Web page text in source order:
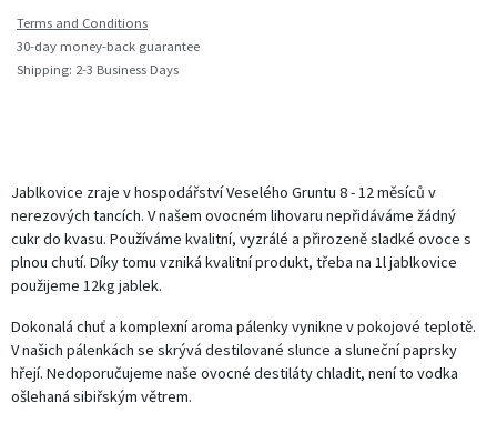
Terms and Conditions
30-day money-back guarantee
Shipping: 2-3 Business Days
Jablkovice zraje v hospodářství Veselého Gruntu 8 - 12 měsíců v
nerezových tancích. V našem ovocném lihovaru nepřidáváme žádný
cukr do kvasu. Používáme kvalitní, vyzrálé a přirozeně sladké ovoce s
plnou chutí. Díky tomu vzniká kvalitní produkt, třeba na 1l jablkovice
použijeme 12kg jablek.
Dokonalá chuť a komplexní aroma pálenky vynikne v pokojové teplotě.
V našich pálenkách se skrývá destilované slunce a sluneční paprsky
hřejí. Nedoporučujeme naše ovocné destiláty chladit, není to vodka
ošlehaná sibiřským větrem.